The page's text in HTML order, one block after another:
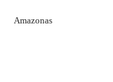
Amazonas